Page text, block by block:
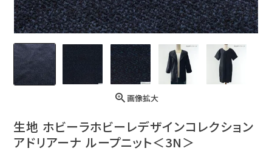
画像拡大
生地 ホビーラホビーレデザインコレクション
アドリアーナ ループニット＜3N＞